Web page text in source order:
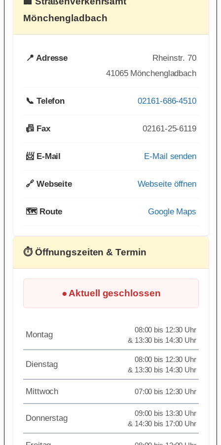
Mönchengladbach
📍 Adresse
Rheinstr. 70
41065 Mönchengladbach
📞 Telefon 02161-686-4510
📠 Fax 02161-25-6119
📨 E-Mail E-Mail senden
🔗 Webseite Webseite öffnen
🗺️ Route Google Maps
⏱ Öffnungszeiten & Termin
● Aktuell geschlossen
Montag
08:00 bis 12:30 Uhr
& 13:30 bis 14:30 Uhr
Dienstag
08:00 bis 12:30 Uhr
& 13:30 bis 14:30 Uhr
Mittwoch 07:00 bis 12:30 Uhr
Donnerstag
09:00 bis 13:30 Uhr
& 14:30 bis 17:00 Uhr